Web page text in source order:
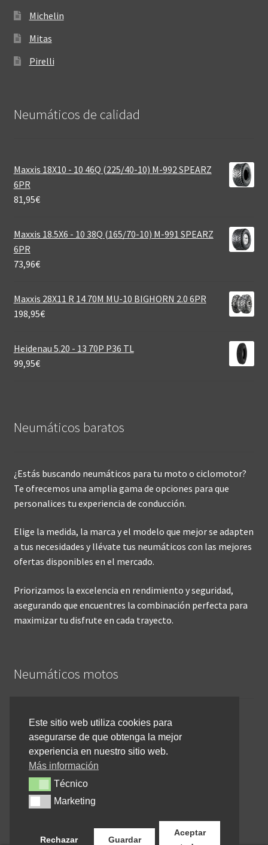
Michelin
Mitas
Pirelli
Neumáticos de calidad‎
Maxxis 18X10 - 10 46Q (225/40-10) M-992 SPEARZ
6PR
81,95€
Maxxis 18.5X6 - 10 38Q (165/70-10) M-991 SPEARZ
6PR
73,96€
Maxxis 28X11 R 14 70M MU-10 BIGHORN 2.0 6PR
198,95€
Heidenau 5.20 - 13 70P P36 TL
99,95€
Neumáticos baratos
¿Estás buscando neumáticos para tu moto o ciclomotor?
Te ofrecemos una amplia gama de opciones para que
personalices tu experiencia de conducción.
Elige la medida, la marca y el modelo que mejor se adapten
a tus necesidades y llévate tus neumáticos con las mejores
ofertas disponibles en el mercado.
Priorizamos la excelencia en rendimiento y seguridad,
asegurando que encuentres la combinación perfecta para
maximizar tu disfrute en cada trayecto.
Neumáticos motos
Inicio
Cómo comprar online
Devoluciones y reembolsos
Cancelar pedido
Contacto
Este sitio web utiliza cookies para
asegurarse de que obtenga la mejor
experiencia en nuestro sitio web.
Más información
TécnicoTécnico
MarketingMarketing
Rechazar Guardar
Aceptar